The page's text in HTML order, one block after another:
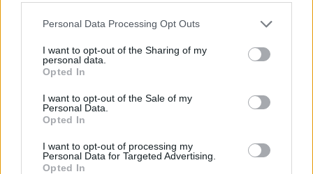
Personal Data Processing Opt Outs
I want to opt-out of the Sharing of my
personal data.
Opted In
I want to opt-out of the Sale of my
Personal Data.
Opted In
I want to opt-out of processing my
Personal Data for Targeted Advertising.
Opted In
εκδήλωσης διαφόρων ψυχοσωματικών προβλημάτων,
σύμφωνα…